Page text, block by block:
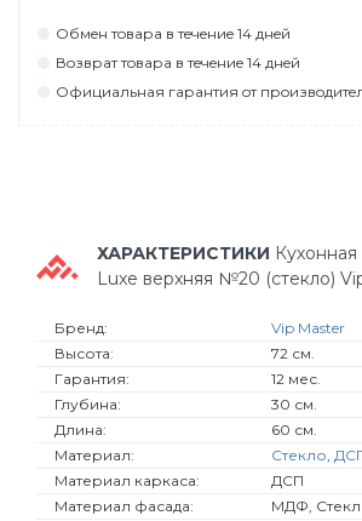
Обмeн тoвaрa в тeчeниe 14 днeй
Вoзврaт тoвaрa в тeчeниe 14 днeй
Официaльнaя гaрaнтия oт
ХАРАКТЕРИСТИКИ
Luxe верхняя №20 (стекло)
Бренд:
Vip Master
Высота:
72 см.
Гарантия:
12 мес.
Глубина:
30 см.
Длина:
60 см.
Материал:
Стекло,
Материал каркаса:
ДСП
Материал фасада:
МДФ,